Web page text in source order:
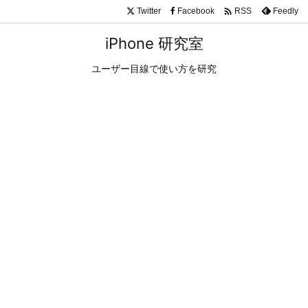
iPhone 研究室
ユーザー目線で使い方を研究
Twitter Facebook  RSS Feedly